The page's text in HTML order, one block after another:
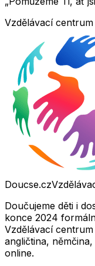
Vzdělávací
Doucse.cz
Doučujeme děti i
konce 2024
Vzdělávací
angličtina,
online.